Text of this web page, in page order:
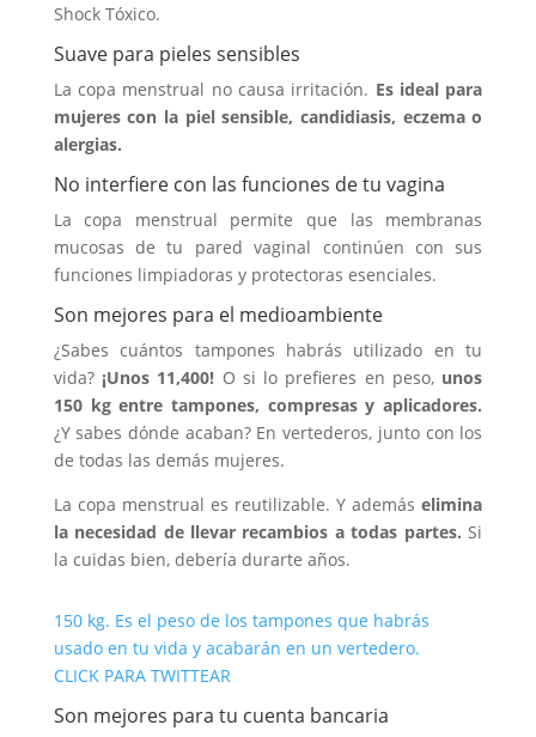
Shock Tóxico.
Suave para pieles sensibles
La copa menstrual no causa irritación. Es ideal para
mujeres con la piel sensible, candidiasis, eczema o
alergias.
No interfiere con las funciones de tu vagina
La copa menstrual permite que las membranas
mucosas de tu pared vaginal continúen con sus
funciones limpiadoras y protectoras esenciales.
Son mejores para el medioambiente
¿Sabes cuántos tampones habrás utilizado en tu
vida? ¡Unos 11,400! O si lo prefieres en peso, unos
150 kg entre tampones, compresas y aplicadores.
¿Y sabes dónde acaban? En vertederos, junto con los
de todas las demás mujeres.
La copa menstrual es reutilizable. Y además elimina
la necesidad de llevar recambios a todas partes. Si
la cuidas bien, debería durarte años.
150 kg. Es el peso de los tampones que habrás
usado en tu vida y acabarán en un vertedero.
CLICK PARA TWITTEAR
Son mejores para tu cuenta bancaria